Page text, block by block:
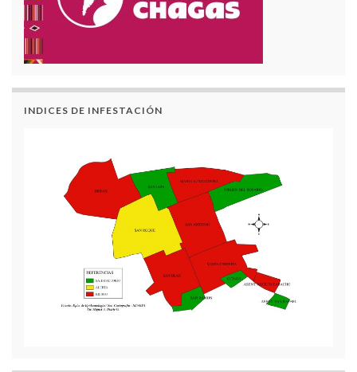
INDICES DE INFESTACIÓN